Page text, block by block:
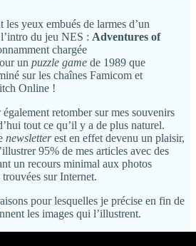
les yeux embués de larmes d’un
du jeu NES : Adventures of
chargée
un puzzle game de 1989 que
sur les chaînes Famicom et
Online !
retomber sur mes souvenirs
tout ce qu’il y a de plus naturel.
newsletterest en effet devenu un plaisir,
95% de mes articles avec des
un recours minimal aux photos
sur Internet.
pour lesquelles je précise en fin de
les images qui l’illustrent.